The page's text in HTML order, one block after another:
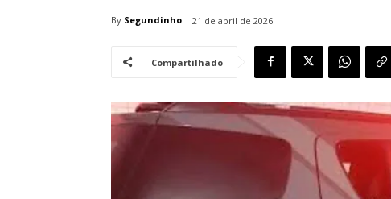
By Segundinho 21 de abril de 2026
Compartilhado